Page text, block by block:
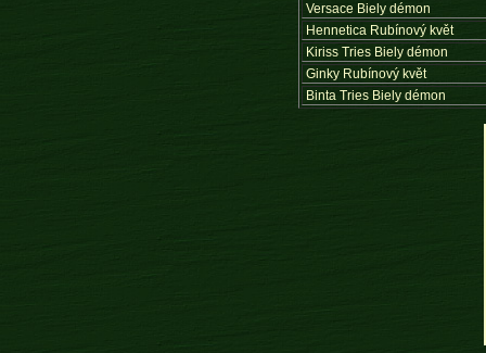
Versace Biely démon
Hennetica Rubínový květ
Kiriss Tries Biely démon
Ginky Rubínový květ
Binta Tries Biely démon